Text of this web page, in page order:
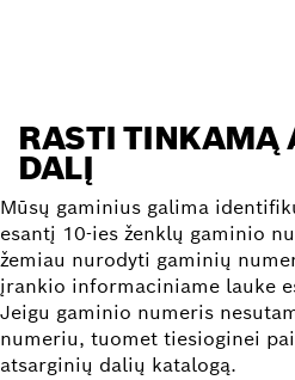
RASTI TINKAMĄ
DALĮ
Mūsų gaminius galima
esantį 10-ies ženklų gaminio
žemiau nurodyti gaminių
įrankio informaciniame lauke
Jeigu gaminio numeris
numeriu, tuomet tiesioginei
atsarginių dalių katalogą.